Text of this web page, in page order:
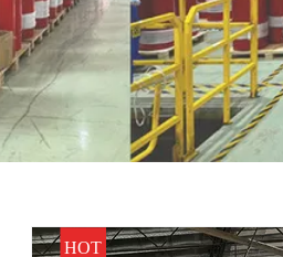
HOT